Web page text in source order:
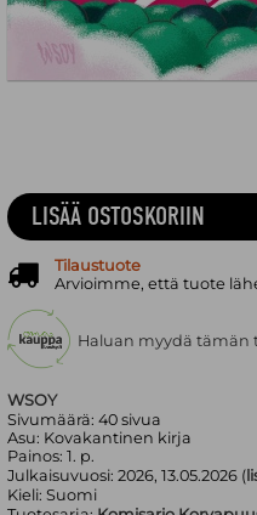
WSOY
Sivumäärä:40 sivua
Asu: Kovakantinen kirja
Painos:1. p.
Julkaisuvuosi:2026, 13.05.2026 (
Kieli:Suomi
LISÄÄ OSTOSKORIIN
Tilaustuote
Arvioimme, että tuote
Haluan myydä tämän